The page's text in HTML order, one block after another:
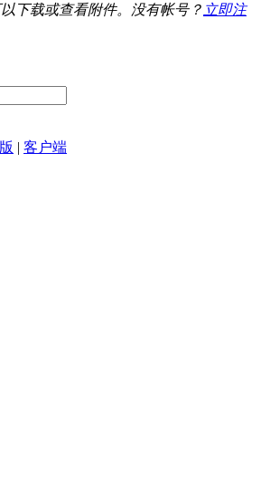
下载或查看附件。没有帐号？ 立即注
| 客户端